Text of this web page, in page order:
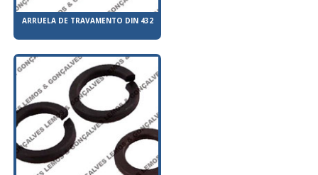
ARRUELA DE TRAVAMENTO DIN 432